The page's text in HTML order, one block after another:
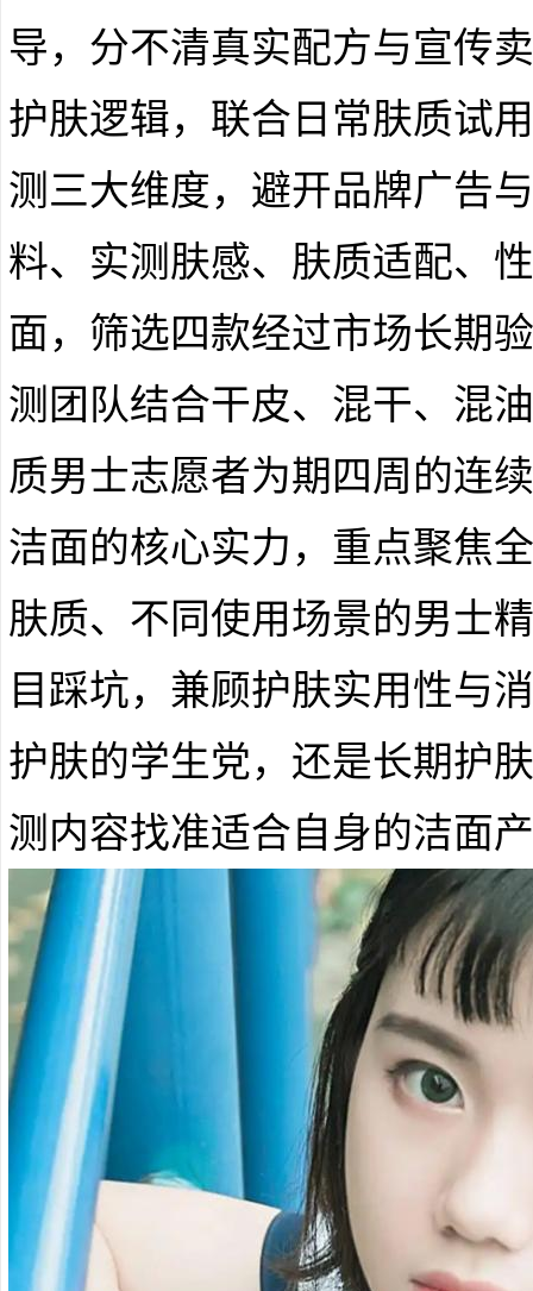
导，分不清真实配方与宣传
护肤逻辑，联合日常肤质试
测三大维度，避开品牌广告
料、实测肤感、肤质适配、
面，筛选四款经过市场长期
测团队结合干皮、混干、混
质男士志愿者为期四周的连
洁面的核心实力，重点聚焦
肤质、不同使用场景的男士
目踩坑，兼顾护肤实用性与
护肤的学生党，还是长期护
测内容找准适合自身的洁面